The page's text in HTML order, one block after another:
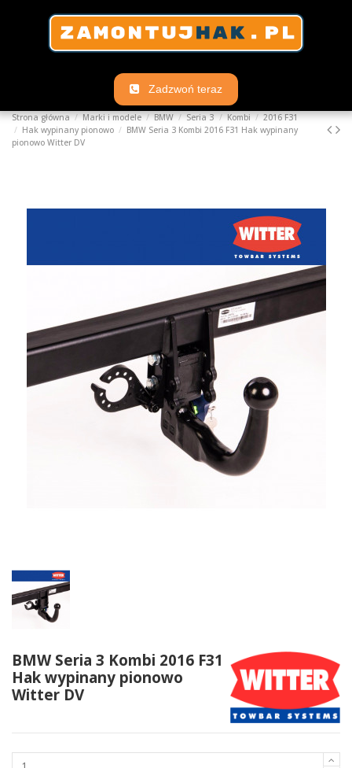
Zadzwoń teraz
Strona główna Marki i modele BMW Seria 3 Kombi
2016 F31
Hak wypinany pionowo
BMW Seria 3 Kombi 2016 F31 Hak wypinany
pionowo Witter DV
BMW Seria 3 Kombi 2016 F31
Hak wypinany pionowo
Witter DV